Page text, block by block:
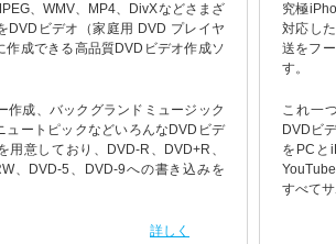
、WMV、MP4、DivXなどさまざ
DVDビデオ（家庭用 DVD プレイヤ
作成できる高品質DVDビデオ作成ソ
作成、バックグランドミュージック
ュートピックなどいろんなDVDビデ
用意しており、DVD-R、DVD+R、
、DVD-5、DVD-9への書き込みを
詳しく
究極
対応し
送をフ
す。
これ一
DVDビ
をPCと
すべて